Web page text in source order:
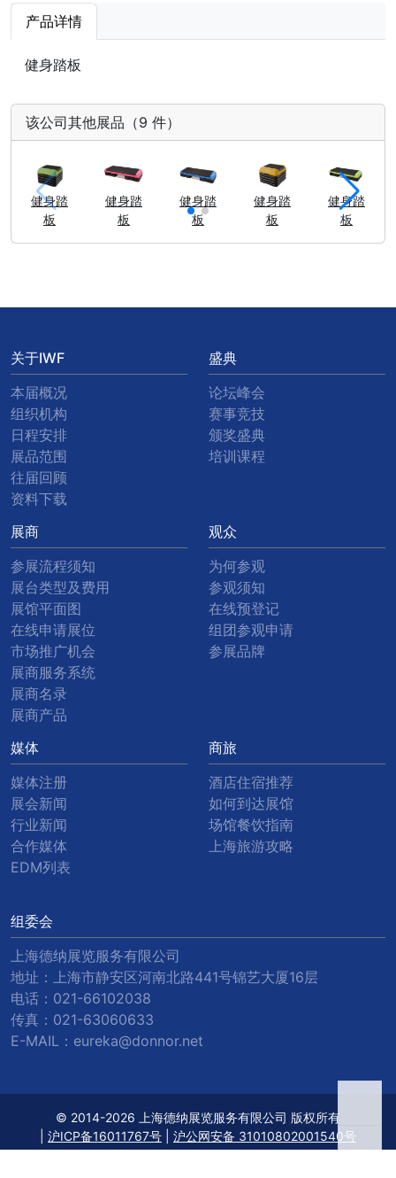
产品详情
健身踏板
该公司其他展品（9 件）
健身踏
板
健身踏
板
健身踏
板
健身踏
板
健身踏
板
关于IWF
本届概况
组织机构
日程安排
展品范围
往届回顾
资料下载
盛典
论坛峰会
赛事竞技
颁奖盛典
培训课程
展商
参展流程须知
展台类型及费用
展馆平面图
在线申请展位
市场推广机会
展商服务系统
展商名录
展商产品
观众
为何参观
参观须知
在线预登记
组团参观申请
参展品牌
媒体
媒体注册
展会新闻
行业新闻
合作媒体
EDM列表
商旅
酒店住宿推荐
如何到达展馆
场馆餐饮指南
上海旅游攻略
组委会
上海德纳展览服务有限公司
地址：上海市静安区河南北路441号锦艺大厦16层
电话： 021-66102038
传真： 021-63060633
E-MAIL： eureka@donnor.net
© 2014-2026 上海德纳展览服务有限公司 版权所有
沪ICP备16011767号 沪公网安备 31010802001540号